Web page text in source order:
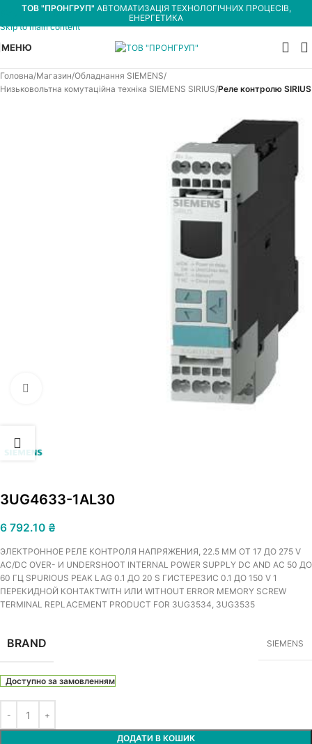
Skip to navigation
Skip to main content
ТОВ "ПРОНГРУП" АВТОМАТИЗАЦІЯ ТЕХНОЛОГІЧНИХ ПРОЦЕСІВ,
ЕНЕРГЕТИКА
МЕНЮ
Головна Магазин Обладнання SIEMENS
Низьковольтна комутаційна техніка SIEMENS SIRIUS Реле контролю SIRIUS
3UG4633-1AL30
6 792.10 ₴
ЭЛЕКТРОННОЕ РЕЛЕ КОНТРОЛЯ НАПРЯЖЕНИЯ, 22.5 MM ОТ 17 ДО 275 V
AC/DC OVER- И UNDERSHOOT INTERNAL POWER SUPPLY DC AND AC 50 ДО
60 ГЦ SPURIOUS PEAK LAG 0.1 ДО 20 S ГИСТЕРЕЗИС 0.1 ДО 150 V 1
ПЕРЕКИДНОЙ КОНТАКТWITH ИЛИ WITHOUT ERROR MEMORY SCREW
TERMINAL REPLACEMENT PRODUCT FOR 3UG3534, 3UG3535
BRAND SIEMENS
Доступно за замовленням
ДОДАТИ В КОШИК